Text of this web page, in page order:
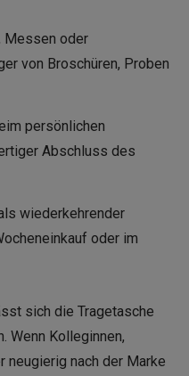
Messen oder
von Broschüren, Proben
persönlichen
Abschluss des
wiederkehrender
oder im
sich die Tragetasche
Wenn Kolleginnen,
neugierig nach der Marke